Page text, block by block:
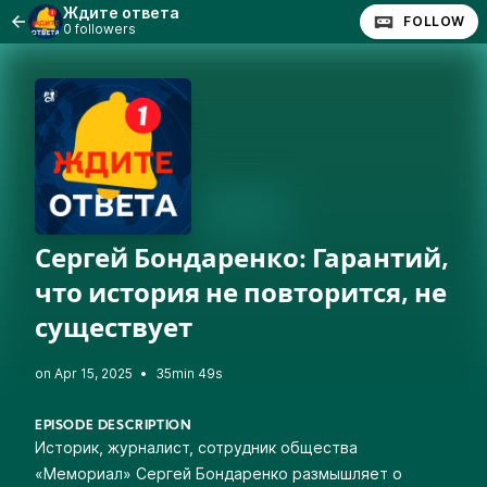
Ждите ответа
0 followers FOLLOW
Сергей Бондаренко: Гарантий,
что история не повторится, не
существует
• 35min 49s
EPISODE DESCRIPTION
Историк, журналист, сотрудник общества
«Мемориал» Сергей Бондаренко размышляет о